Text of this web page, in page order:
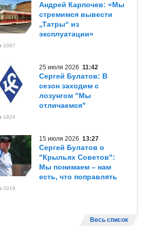
Андрей Карпочев: «Мы
стремимся вывести
„Татры“ из
эксплуатации»
1097
25 июля 2026 11:42
Сергей Булатов: В
сезон заходим с
лозунгом "Мы
отличаемся"
1829
15 июля 2026 13:27
Сергей Булатов о
"Крыльях Советов":
Мы понимаем – нам
есть, что поправлять
2019
Весь список